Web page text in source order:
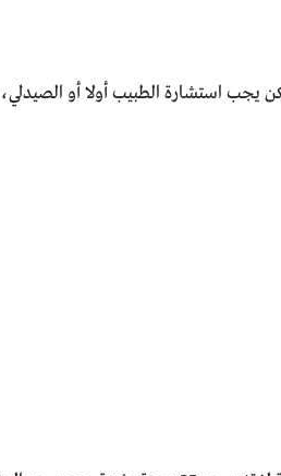
يجب استشارة الطبيب أولا أو